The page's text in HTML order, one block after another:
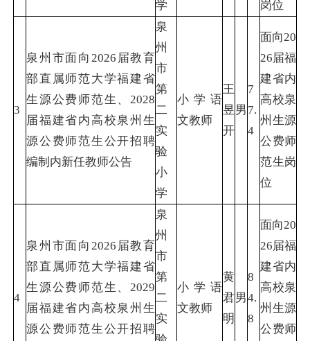
学
岗位
3
泉州市面向2026届教育
部直属师范大学福建省
生源公费师范生、2028
届福建省内高校泉州生
源公费师范生公开招聘
编制内新任教师公告
泉
州
市
第
二
实
验
小
学
小学语
文教师
王
昱
开
男
7
7.
4
面向20
26届福
建省内
高校泉
州生源
公费师
范生岗
位
4
泉州市面向2026届教育
部直属师范大学福建省
生源公费师范生、2029
届福建省内高校泉州生
源公费师范生公开招聘
泉
州
市
第
二
实
小学语
文教师
黄
君
明
男
8
4.
8
面向20
26届福
建省内
高校泉
州生源
公费师